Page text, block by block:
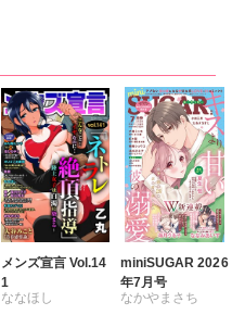
坂崎未侑
鯖虎クロ
相田早智子
桃凪めぐ
由多いり
松岡奈奈
相田早智子
桃凪めぐ
日野塔子
由多いり NUKI
メンズ宣言 Vol.14
1
ななほし
miniSUGAR 2026
年7月号
なかやまさち